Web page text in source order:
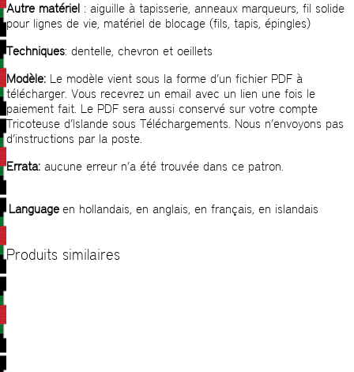
Autre matériel : aiguille à tapisserie, anneaux marqueurs, fil solide
pour lignes de vie, matériel de blocage (fils, tapis, épingles)
Techniques: dentelle, chevron et oeillets
Modèle: Le modèle vient sous la forme d’un fichier PDF à
télécharger. Vous recevrez un email avec un lien une fois le
paiement fait. Le PDF sera aussi conservé sur votre compte
Tricoteuse d’Islande sous Téléchargements. Nous n’envoyons pas
d’instructions par la poste.
Errata: aucune erreur n’a été trouvée dans ce patron.
Language en hollandais, en anglais, en français, en islandais
Produits similaires